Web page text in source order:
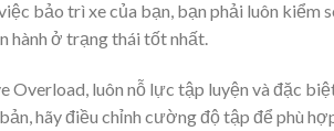
bảo trì xe của bạn, bạn phải luôn kiểm
hành ở trạng thái tốt nhất.
Overload, luôn nỗ lực tập luyện và đặc
hãy điều chỉnh cường độ tập để phù